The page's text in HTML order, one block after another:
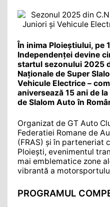
În inima Ploieștiului, pe
Independenței devine
startul sezonului 2025
Naționale de Super
Vehicule Electrice –
aniversează 15 ani de
de Slalom Auto în
Organizat de GT Auto
Federatiei Romane de
(FRAS) și în parteneriat
Ploiești, evenimentul
mai emblematice zone
vibrantă a
PROGRAMUL